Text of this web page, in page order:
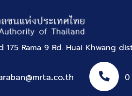
Rama 9 Rd. Huai Khwang
0